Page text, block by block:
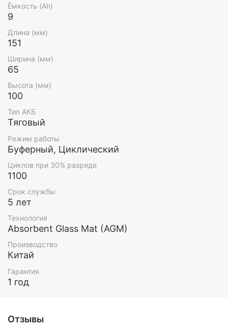
замедляющих процесс старения.
Ёмкость (Ah)
9
Длина (мм)
151
Ширина (мм)
65
Высота (мм)
100
Тип АКБ
Тяговый
Режим работы
Буферный, Циклический
Циклов при 30% разряде
1100
Срок службы
5 лет
Технология
Absorbent Glass Mat (AGM)
Производство
Китай
Гарантия
1 год
Отзывы